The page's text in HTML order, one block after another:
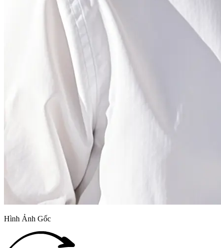
Hình Ảnh Gốc